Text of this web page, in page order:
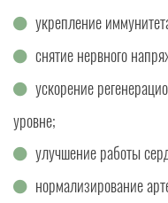
укрепление
снятие нервного
ускорение
уровне;
улучшение работы
нормализирование